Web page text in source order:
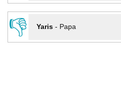
👎
Yaris- Papa